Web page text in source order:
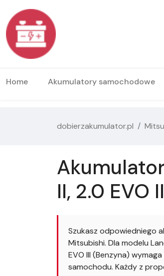
Home Akumulatory samochodowe
dobierzakumulator.pl
II, 2.0 EVO
Szukasz odpowiedniego
Mitsubishi. Dla modelu
EVO III (Benzyna)
samochodu. Każdy z